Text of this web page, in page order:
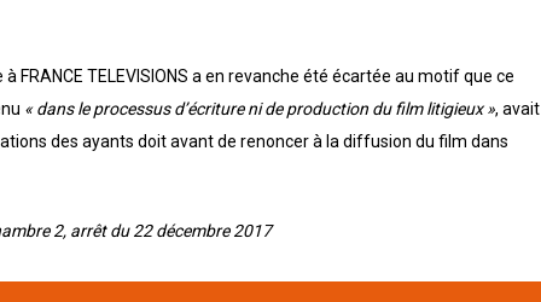
FRANCE TELEVISIONS a en revanche été écartée au motif que ce
« dans le processus d’écriture ni de production du film litigieux », avait
des ayants doit avant de renoncer à la diffusion du film dans
2, arrêt du 22 décembre 2017